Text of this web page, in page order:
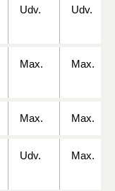
Udv. Udv.
Max. Max.
Max. Max.
Udv. Max.